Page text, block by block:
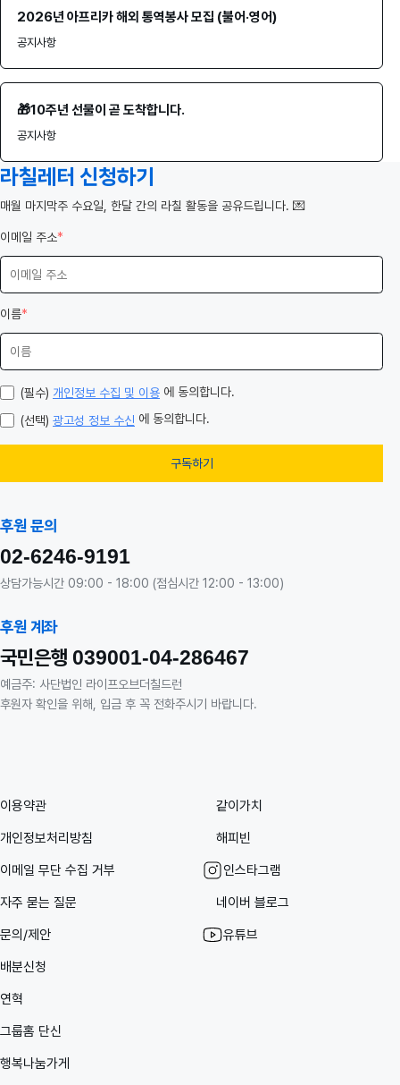
2026년 아프리카 해외 통역봉사 모집 (불어·영어)
공지사항
🎁10주년 선물이 곧 도착합니다.
공지사항
라칠레터 신청하기
️매월 마지막주 수요일, 한달 간의 라칠 활동을 공유드립니다. 💌
이메일 주소*
이름*
(필수) 개인정보 수집 및 이용 에 동의합니다.
(선택) 광고성 정보 수신 에 동의합니다.
구독하기
후원 문의
02-6246-9191
상담가능시간 09:00 - 18:00 (점심시간 12:00 - 13:00)
후원 계좌
국민은행 039001-04-286467
예금주: 사단법인 라이프오브더칠드런
후원자 확인을 위해, 입금 후 꼭 전화주시기 바랍니다.
이용약관
개인정보처리방침
이메일 무단 수집 거부
자주 묻는 질문
문의/제안
배분신청
연혁
그룹홈 단신
행복나눔가게
같이가치
해피빈
인스타그램
네이버 블로그
유튜브